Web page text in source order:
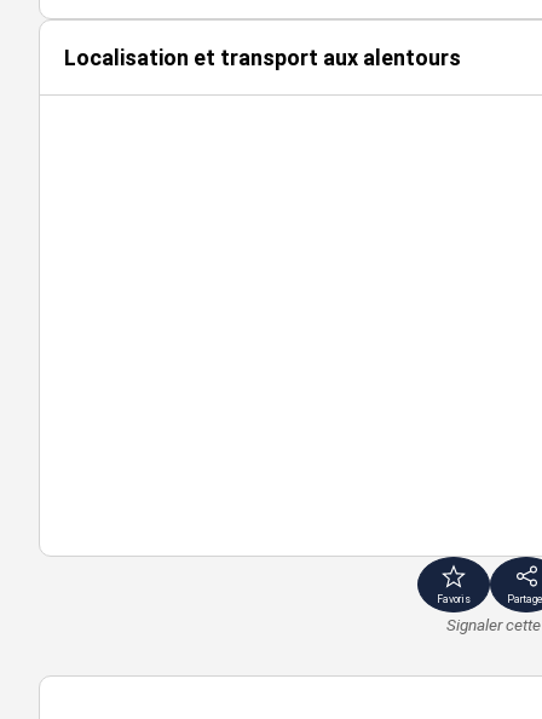
Localisation et transport aux alentours
Favoris
Signaler